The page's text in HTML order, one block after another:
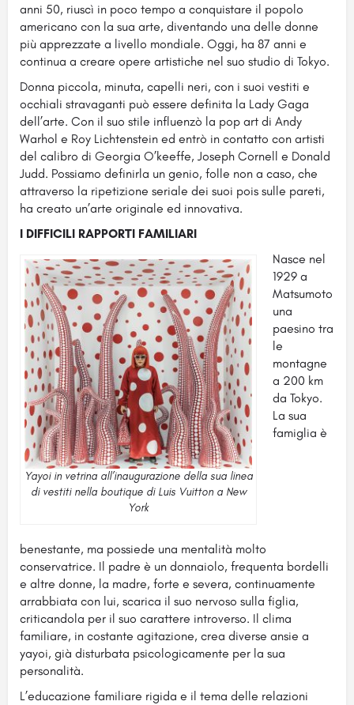
anni 50, riuscì in poco tempo a conquistare il popolo
americano con la sua arte, diventando una delle donne
più apprezzate a livello mondiale. Oggi, ha 87 anni e
continua a creare opere artistiche nel suo studio di Tokyo.
Donna piccola, minuta, capelli neri, con i suoi vestiti e
occhiali stravaganti può essere definita la Lady Gaga
dell’arte. Con il suo stile influenzò la pop art di Andy
Warhol e Roy Lichtenstein ed entrò in contatto con artisti
del calibro di Georgia O’keeffe, Joseph Cornell e Donald
Judd. Possiamo definirla un genio, folle non a caso, che
attraverso la ripetizione seriale dei suoi pois sulle pareti,
ha creato un’arte originale ed innovativa.
I DIFFICILI RAPPORTI FAMILIARI
Yayoi in vetrina all’inaugurazione della sua linea
di vestiti nella boutique di Luis Vuitton a New
York
Nasce nel
1929 a
Matsumoto
una
paesino tra
le
montagne
a 200 km
da Tokyo.
La sua
famiglia è
benestante, ma possiede una mentalità molto
conservatrice. Il padre è un donnaiolo, frequenta bordelli
e altre donne, la madre, forte e severa, continuamente
arrabbiata con lui, scarica il suo nervoso sulla figlia,
criticandola per il suo carattere introverso. Il clima
familiare, in costante agitazione, crea diverse ansie a
yayoi, già disturbata psicologicamente per la sua
personalità.
L’educazione familiare rigida e il tema delle relazioni